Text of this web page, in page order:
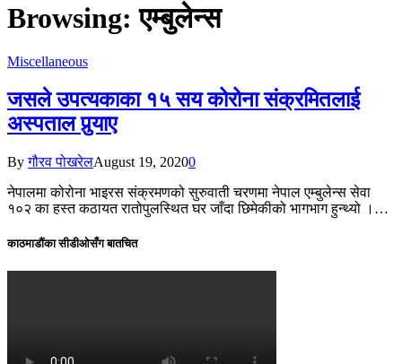
Browsing:एम्बुलेन्स
Miscellaneous
जसले उपत्यकाका १५ सय कोरोना संक्रमितलाई
अस्पताल पुर्‍याए
By गौरव पोखरेलAugust 19, 20200
नेपालमा कोरोना भाइरस संक्रमणको सुरुवाती चरणमा नेपाल एम्बुलेन्स सेवा
१०२ का हस्त कठायत रातोपुलस्थित घर जाँदा छिमेकीको भागभाग हुन्थ्यो ।…
काठमाडौंका सीडीओसँग बातचित